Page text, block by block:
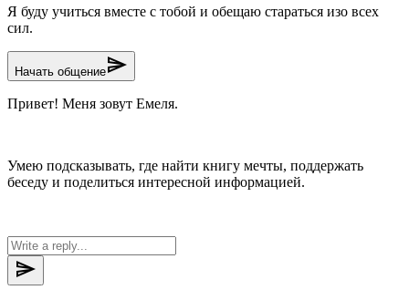
Я буду учиться вместе с тобой и обещаю стараться изо всех
сил.
Начать общениеsend
Привет! Меня зовут Емеля.
Умею подсказывать, где найти книгу мечты, поддержать
беседу и поделиться интересной информацией.
send